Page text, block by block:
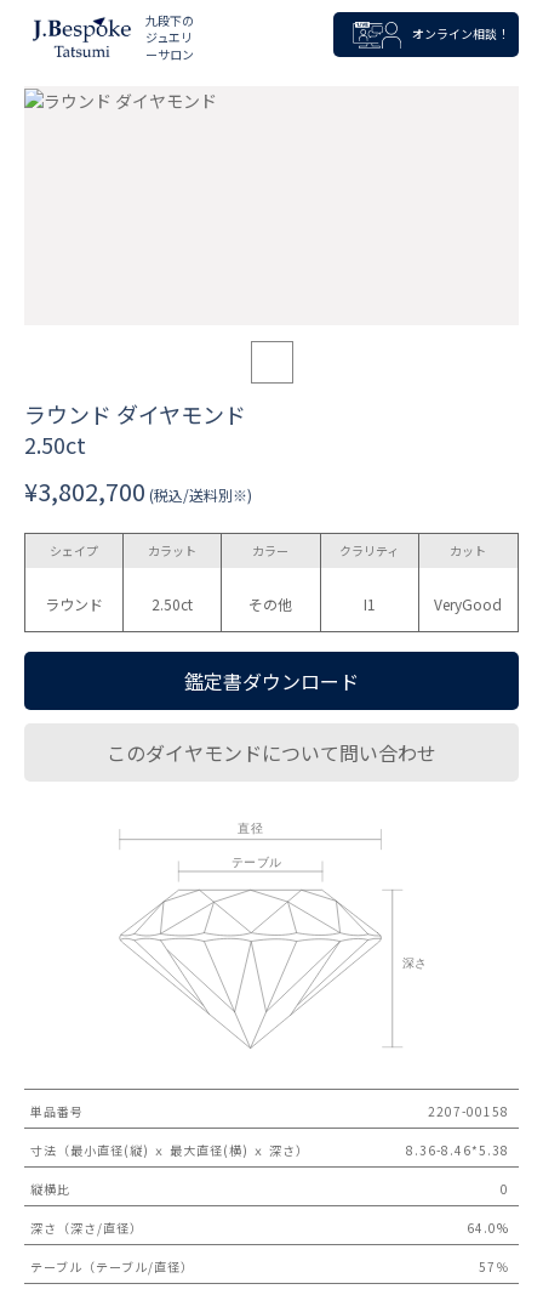
九段下の
ジュエリ
ーサロン
オンライン相談！
ラウンド ダイヤモンド
2.50ct
¥3,802,700 (税込/送料別※)
シェイプ
ラウンド
カラット
2.50ct
カラー
その他
クラリティ
I1
カット
VeryGood
鑑定書ダウンロード
このダイヤモンドについて問い合わせ
単品番号 2207-00158
寸法（最小直径(縦) ｘ 最大直径(横) ｘ 深さ） 8.36-8.46*5.38
縦横比 0
深さ（深さ/直径） 64.0%
テーブル（テーブル/直径） 57％